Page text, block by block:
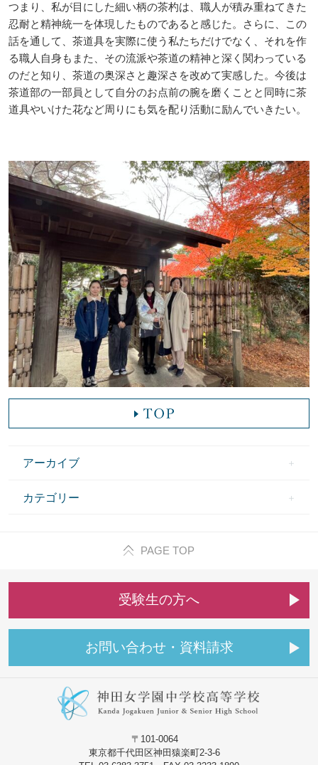
つまり、私が目にした細い柄の茶杓は、職人が積み重ねてきた
忍耐と精神統一を体現したものであると感じた。さらに、この
話を通して、茶道具を実際に使う私たちだけでなく、それを作
る職人自身もまた、その流派や茶道の精神と深く関わっている
のだと知り、茶道の奥深さと趣深さを改めて実感した。今後は
茶道部の一部員として自分のお点前の腕を磨くことと同時に茶
道具やいけた花など周りにも気を配り活動に励んでいきたい。
アーカイブ
カテゴリー
PAGE TOP
受験生の方へ
お問い合わせ ・ 資料請求
〒101-0064
東京都千代田区神田猿楽町2-3-6